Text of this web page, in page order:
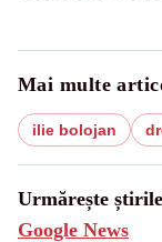
Mai multe
ilie bolojan
Urmărește
Google News